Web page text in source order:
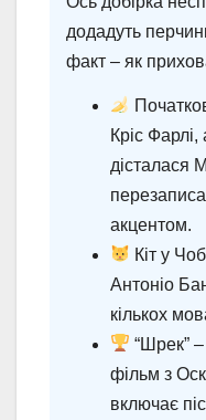
додадуть
факт – як
Кріс
дісталася
акцентом.
Кіт у
Антоніо
кількох
“Шрек”
фільм з
включає